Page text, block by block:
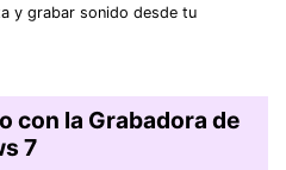
y grabar sonido desde tu
con la Grabadora de
7